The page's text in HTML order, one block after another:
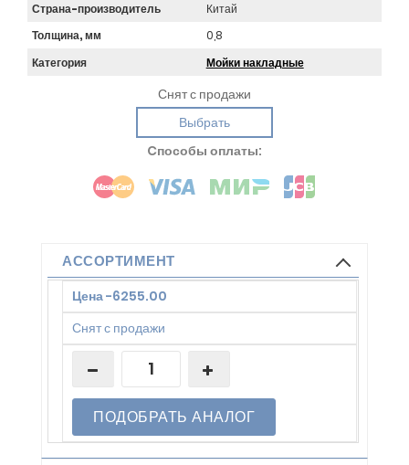
Страна-производитель
Китай
Толщина, мм
0,8
Категория
Мойки накладные
Снят с продажи
Выбрать
Cпособы оплаты:
АССОРТИМЕНТ
Цена-6255.00
Снят с продажи
ПОДОБРАТЬ АНАЛОГ